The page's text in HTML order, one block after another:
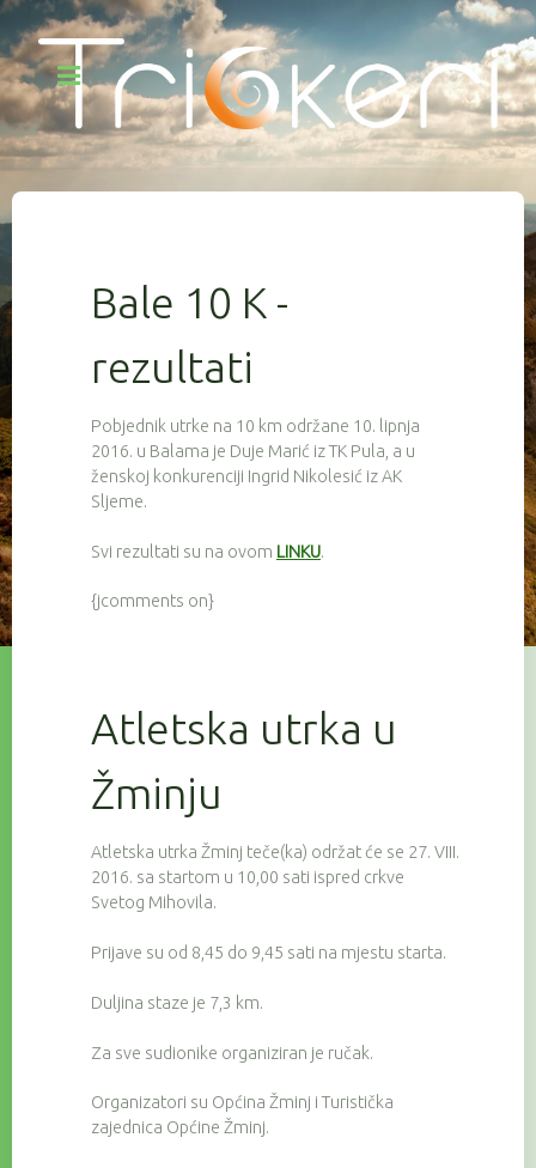
Bale 10 K -
rezultati
Pobjednik utrke na 10 km održane 10. lipnja
2016. u Balama je Duje Marić iz TK Pula, a u
ženskoj konkurenciji Ingrid Nikolesić iz AK
Sljeme.
Svi rezultati su na ovom LINKU.
{jcomments on}
Atletska utrka u
Žminju
Atletska utrka Žminj teče(ka) održat će se 27. VIII.
2016. sa startom u 10,00 sati ispred crkve
Svetog Mihovila.
Prijave su od 8,45 do 9,45 sati na mjestu starta.
Duljina staze je 7,3 km.
Za sve sudionike organiziran je ručak.
Organizatori su Općina Žminj i Turistička
zajednica Općine Žminj.